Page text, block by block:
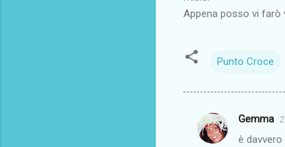
Appena posso vi farò
Punto Croce
C
Gemma
è